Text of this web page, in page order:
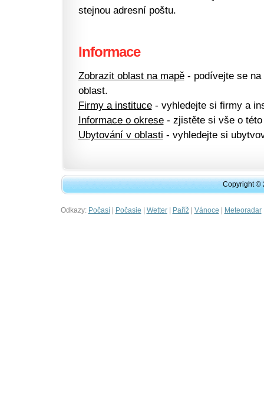
stejnou adresní poštu.
Informace
Zobrazit oblast na mapě- podívejte se na
oblast.
Firmy a instituce- vyhledejte si firmy a
Informace o okrese- zjistěte si vše o této
Ubytování v oblasti - vyhledejte si
Copyright ©
Odkazy: Počasí| Počasie | Wetter| Paříž| Vánoce | Meteoradar